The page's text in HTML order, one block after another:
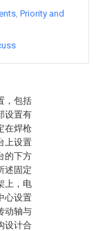
，包括
设置有
在焊枪
上设置
的下方
述固定
上，电
心设置
动轴与
设计合
Priority and